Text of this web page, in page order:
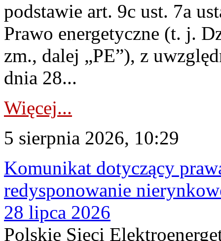
podstawie art. 9c ust. 7a
Prawo energetyczne (t. j.
zm., dalej „PE”), z
dnia 28...
Więcej...
5 sierpnia 2026, 10:29
Komunikat dotyczący
redysponowanie
28 lipca 2026
Polskie Sieci